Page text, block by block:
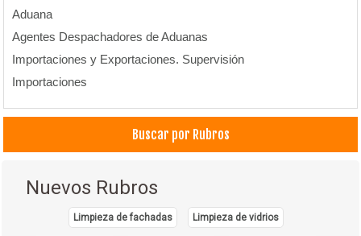
Aduana
Agentes Despachadores de Aduanas
Importaciones y Exportaciones. Supervisión
Importaciones
Buscar por Rubros
Nuevos Rubros
Limpieza de fachadas Limpieza de vidrios